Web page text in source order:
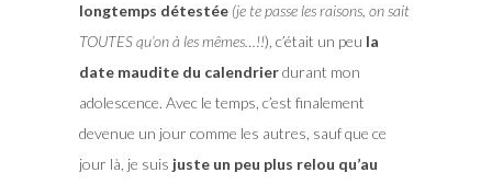
longtemps détestée (je te passe les raisons, on sait
TOUTES qu’on à les mêmes…!!), c’était un peu la
date maudite du calendrierdurant mon
adolescence. Avec le temps, c’est finalement
devenue un jour comme les autres, sauf que ce
jour là, je suis juste un peu plus relou qu’au